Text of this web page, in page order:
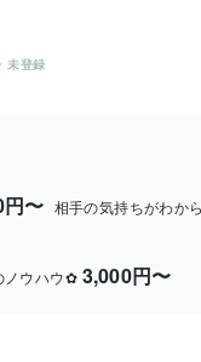
未登録
〜 相手の気持ちがわか
ノウハウ✿ 3,000円〜